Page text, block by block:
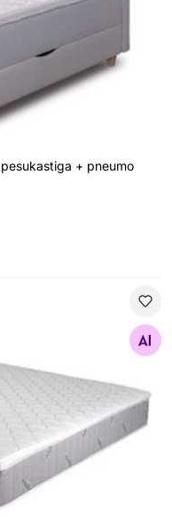
+ pneumo